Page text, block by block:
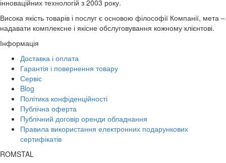
інноваційних технологій з 2003 року.
Висока якість товарів і послуг є основою філософії Компанії, мета –
надавати комплексне і якісне обслуговування кожному клієнтові.
Інформація
Доставка і оплата
Гарантія і повернення товару
Сервіс
Blog
Політика конфіденційності
Публічна оферта
Публічний договір оренди обладнання
Правила використання електронних подарункових
сертифікатів
ROMSTAL